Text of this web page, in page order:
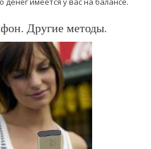
Другие методы.